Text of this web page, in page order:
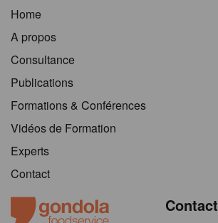
Home
A propos
Consultance
Publications
Formations & Conférences
Vidéos de Formation
Experts
Contact
Contact